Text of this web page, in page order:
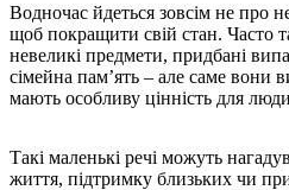
Водночас йдеться зовсім не про
щоб покращити свій стан. Часто
невеликі предмети, придбані
сімейна пам’ять – але саме вони
мають особливу цінність для
Такі маленькі речі можуть
життя, підтримку близьких чи